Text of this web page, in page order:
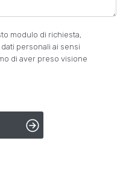
modulo di richiesta,
personali ai sensi
di aver preso visione